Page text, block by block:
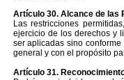
Artículo 30. Alcance de las
Las restricciones
ejercicio de los derechos y
ser aplicadas sino
general y con el propósito
Artículo 31.